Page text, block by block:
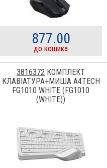
877.00
до кошика
3816372 КОМПЛЕКТ
КЛАВІАТУРА+МИША A4TECH
FG1010 WHITE (FG1010
(WHITE))